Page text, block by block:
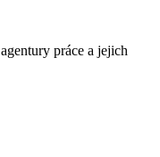
práce a jejich